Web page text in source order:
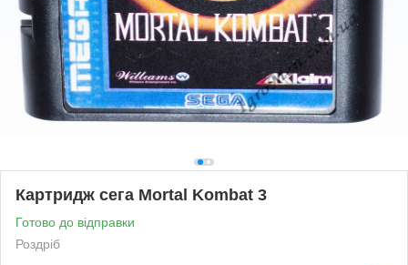
Картридж сега Mortal Kombat 3
Готово до відправки
Роздріб